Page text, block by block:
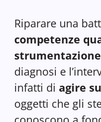
Riparare una
competenze
diagnosi e
infatti di agire
oggetti che gli